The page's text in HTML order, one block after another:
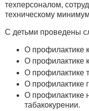
техперсоналом,
техническому
С детьми проведены
О профилактике
О профилактике
О профилактике
О профилактике
О профилактике
табакокурении.